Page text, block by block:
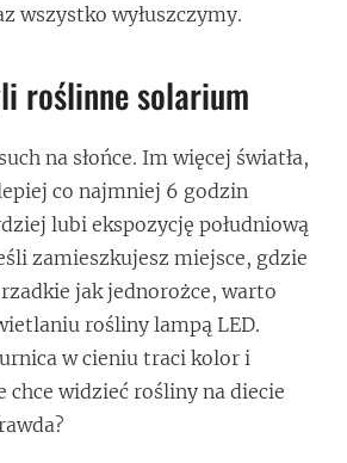
wszystko wyłuszczymy.
roślinne solarium
na słońce. Im więcej światła,
co najmniej 6 godzin
lubi ekspozycję południową
zamieszkujesz miejsce, gdzie
rzadkie jak jednorożce, warto
rośliny lampą LED.
w cieniu traci kolor i
chce widzieć rośliny na diecie